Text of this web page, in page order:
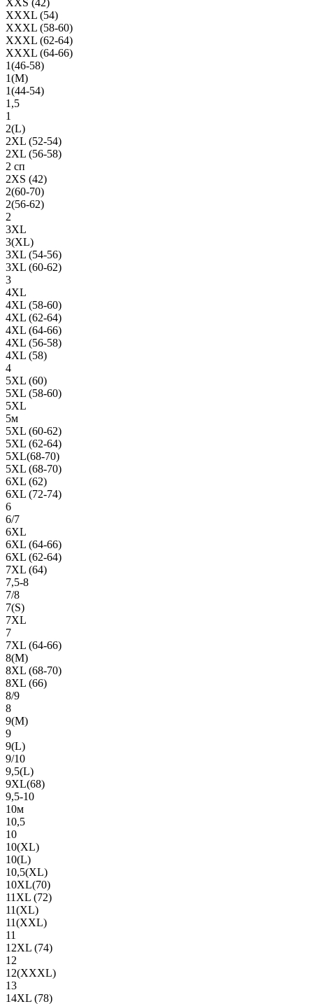
XXXL (54)
XXXL (58-60)
XXXL (62-64)
XXXL (64-66)
1(46-58)
1(М)
1(44-54)
1,5
1
2(L)
2XL (52-54)
2XL (56-58)
2 сп
2XS (42)
2(60-70)
2(56-62)
2
3XL
3(XL)
3XL (54-56)
3XL (60-62)
3
4XL
4XL (58-60)
4XL (62-64)
4XL (64-66)
4XL (56-58)
4XL (58)
4
5XL (60)
5XL (58-60)
5XL
5м
5XL (60-62)
5XL (62-64)
5XL(68-70)
5XL (68-70)
6XL (62)
6XL (72-74)
6
6/7
6XL
6XL (64-66)
6XL (62-64)
7XL (64)
7,5-8
7/8
7(S)
7XL
7
7XL (64-66)
8(М)
8XL (68-70)
8XL (66)
8/9
8
9(М)
9
9(L)
9/10
9,5(L)
9XL(68)
9,5-10
10м
10,5
10
10(XL)
10(L)
10,5(XL)
10XL(70)
11XL (72)
11(XL)
11(XXL)
11
12XL (74)
12
12(ХХХL)
13
14XL (78)